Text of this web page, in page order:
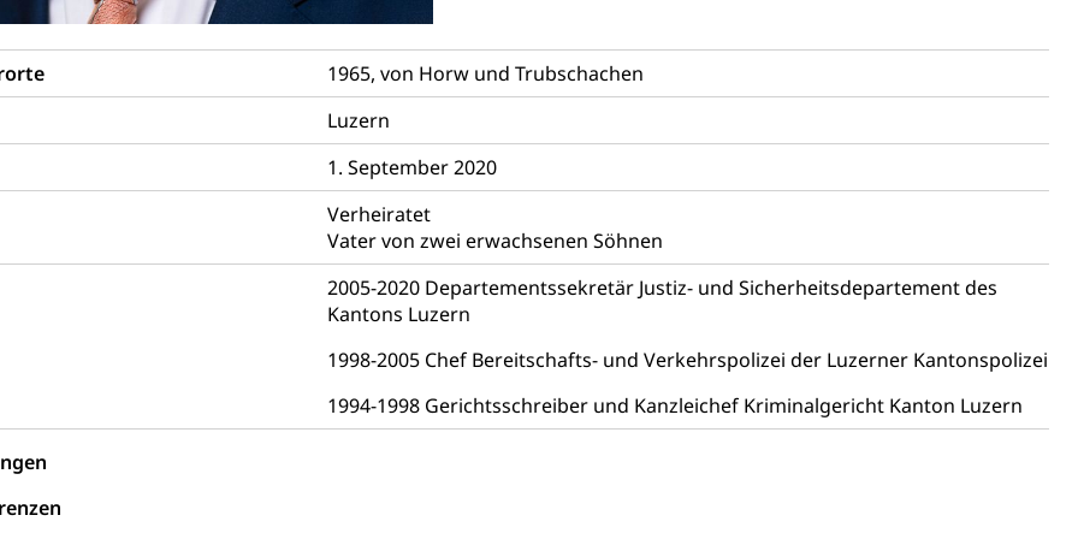
1965, von Horw und Trubschachen
Luzern
1. September 2020
Verheiratet
Vater von zwei erwachsenen Söhnen
2005-2020 Departementssekretär Justiz- und Sicherheitsdepartement des
Kantons Luzern
1998-2005 Chef Bereitschafts- und Verkehrspolizei der Luzerner Kantonspolizei
1994-1998 Gerichtsschreiber und Kanzleichef Kriminalgericht Kanton Luzern
Landesbibliothek
Zentral- und Hochschulbibliothek Archiv der Denkmalpflege
Bibliotheken
Kunst & Kultur (Luzern Tourismus)
Denkmalpflege, kulturelles Angebot, Kulturerbe, kulturelles Erbe, Nachwuchsförderung, Vermittlung, Selektive
Kulturpreis, Werkbeitrag, Produktionsbeitrag, Recherche, Bildende Kunst, Angewandte Kunst,
Entwicklung, Programmbeiträge, Filmförderung, Regionale Förderfonds, Werkankäufe, Kunstankäufe, Kunst und Bau,
Kulturgesuche, Kulturvermittlung
Angebote für Schulklassen
Zentralschweizer Filmförderung
Verkehr
Zugverkehr, Bahnverkehr, Transportmittel, öffentlicher Verkehr